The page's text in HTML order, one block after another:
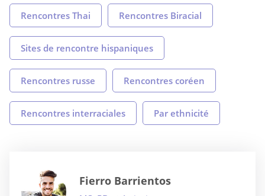
Rencontres Thai Rencontres Biracial
Sites de rencontre hispaniques
Rencontres russe Rencontres coréen
Rencontres interraciales Par ethnicité
Fierro Barrientos